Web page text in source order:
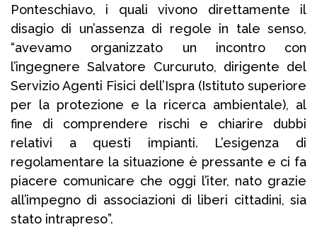
Ponteschiavo, i quali vivono direttamente il
disagio di un’assenza di regole in tale senso,
“avevamo organizzato un incontro con
l’ingegnere Salvatore Curcuruto, dirigente del
Servizio Agenti Fisici dell’Ispra (Istituto superiore
per la protezione e la ricerca ambientale), al
fine di comprendere rischi e chiarire dubbi
relativi a questi impianti. L’esigenza di
regolamentare la situazione è pressante e ci fa
piacere comunicare che oggi l’iter, nato grazie
all’impegno di associazioni di liberi cittadini, sia
stato intrapreso”.